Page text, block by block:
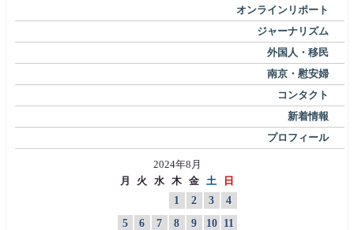
オンラインリポート
ジャーナリズム
外国人・移民
南京・慰安婦
コンタクト
新着情報
プロフィール
2024年8月
月
火 水 木 金 土 日
1 2 3
4
5
6 7 8 9 10
11